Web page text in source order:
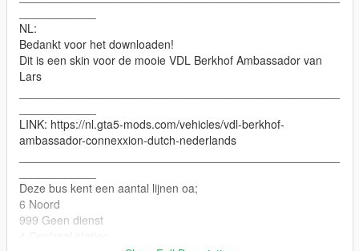
NL:
Bedankt voor het downloaden!
Dit is een skin voor de mooie VDL Berkhof Ambassador van
Lars
LINK: https://nl.gta5-mods.com/vehicles/vdl-berkhof-
ambassador-connexxion-dutch-nederlands
Deze bus kent een aantal lijnen oa;
6 Noord
999 Geen dienst